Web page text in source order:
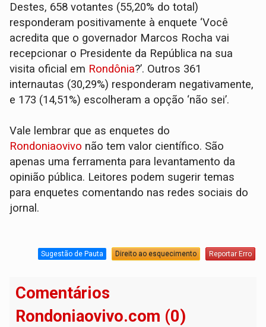
Destes, 658 votantes (55,20% do total)
responderam positivamente à enquete ‘Você
acredita que o governador Marcos Rocha vai
recepcionar o Presidente da República na sua
visita oficial em Rondônia?’. Outros 361
internautas (30,29%) responderam negativamente,
e 173 (14,51%) escolheram a opção ‘não sei’.
Vale lembrar que as enquetes do
Rondoniaovivo não tem valor científico. São
apenas uma ferramenta para levantamento da
opinião pública. Leitores podem sugerir temas
para enquetes comentando nas redes sociais do
jornal.
Sugestão de Pauta Direito ao esquecimento Reportar Erro
Comentários
Rondoniaovivo.com (0)